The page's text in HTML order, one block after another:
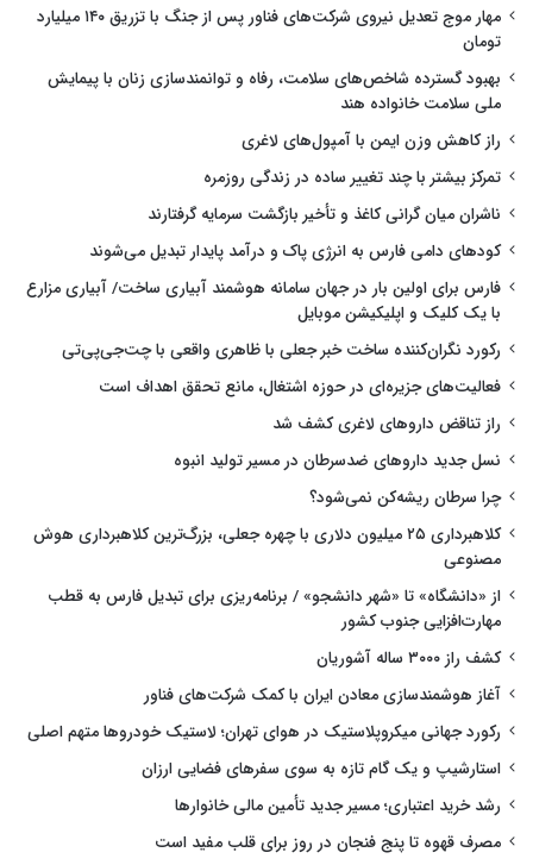
مهار موج تعدیل نیروی شرکت‌های فناور پس از جنگ با تزریق ۱۴۰ میلیارد
تومان
بهبود گسترده شاخص‌های سلامت، رفاه و توانمندسازی زنان با پیمایش
ملی سلامت خانواده هند
راز کاهش وزن ایمن با آمپول‌های لاغری
تمرکز بیشتر با چند تغییر ساده در زندگی روزمره
ناشران میان گرانی کاغذ و تأخیر بازگشت سرمایه گرفتارند
کودهای دامی فارس به انرژی پاک و درآمد پایدار تبدیل می‌شوند
فارس برای اولین بار در جهان سامانه هوشمند آبیاری ساخت/ آبیاری مزارع
با یک کلیک و اپلیکیشن موبایل
رکورد نگران‌کننده ساخت خبر جعلی با ظاهری واقعی با چت‌جی‌پی‌تی
فعالیت‌های جزیره‌ای در حوزه اشتغال، مانع تحقق اهداف است
راز تناقض داروهای لاغری کشف شد
نسل جدید داروهای ضدسرطان در مسیر تولید انبوه
چرا سرطان ریشه‌کن نمی‌شود؟
کلاهبرداری ۲۵ میلیون دلاری با چهره جعلی، بزرگ‌ترین کلاهبرداری هوش
مصنوعی
از «دانشگاه» تا «شهر دانشجو» / برنامه‌ریزی برای تبدیل فارس به قطب
مهارت‌افزایی جنوب کشور
کشف راز ۳۰۰۰ ساله آشوریان
آغاز هوشمندسازی معادن ایران با کمک شرکت‌های فناور
رکورد جهانی میکروپلاستیک در هوای تهران؛ لاستیک خودروها متهم اصلی
استارشیپ و یک گام تازه به سوی سفرهای فضایی ارزان
رشد خرید اعتباری؛ مسیر جدید تأمین مالی خانوارها
مصرف قهوه تا پنج فنجان در روز برای قلب مفید است